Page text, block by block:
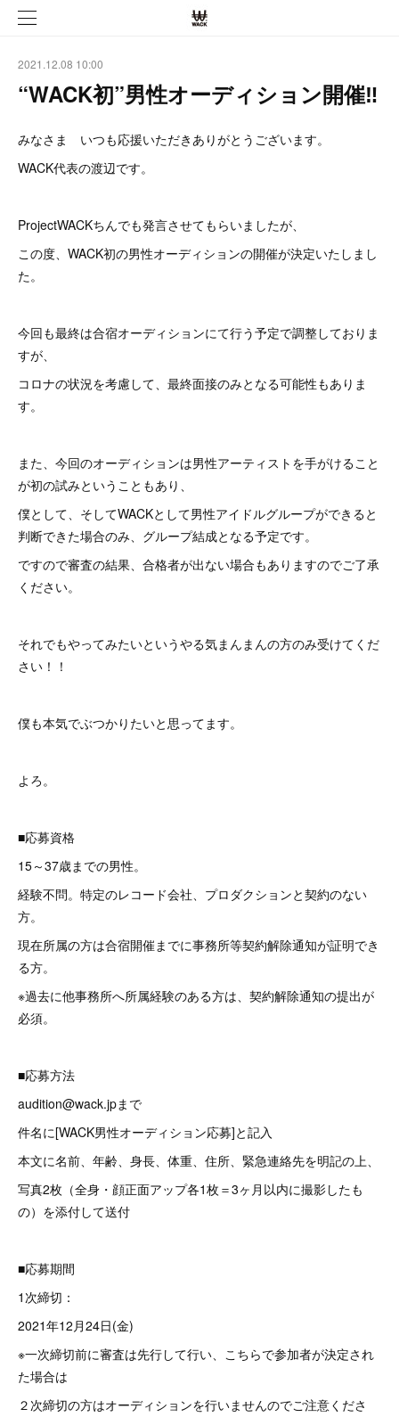
2021.12.08 10:00
“WACK初”男性オーディション開催‼︎
みなさま いつも応援いただきありがとうございます。
WACK代表の渡辺です。
ProjectWACKちんでも発言させてもらいましたが、
この度、WACK初の男性オーディションの開催が決定いたしまし
た。
今回も最終は合宿オーディションにて行う予定で調整しておりま
すが、
コロナの状況を考慮して、最終面接のみとなる可能性もありま
す。
また、今回のオーディションは男性アーティストを手がけること
が初の試みということもあり、
僕として、そしてWACKとして男性アイドルグループができると
判断できた場合のみ、グループ結成となる予定です。
ですので審査の結果、合格者が出ない場合もありますのでご了承
ください。
それでもやってみたいというやる気まんまんの方のみ受けてくだ
さい！！
僕も本気でぶつかりたいと思ってます。
よろ。
■応募資格
15～37歳までの男性。
経験不問。特定のレコード会社、プロダクションと契約のない
方。
現在所属の方は合宿開催までに事務所等契約解除通知が証明でき
る方。
※過去に他事務所へ所属経験のある方は、契約解除通知の提出が
必須。
■応募方法
audition@wack.jpまで
件名に[WACK男性オーディション応募]と記入
本文に名前、年齢、身長、体重、住所、緊急連絡先を明記の上、
写真2枚（全身・顔正面アップ各1枚＝3ヶ月以内に撮影したも
の）を添付して送付
■応募期間
1次締切：
2021年12月24日(金)
※一次締切前に審査は先行して行い、こちらで参加者が決定され
た場合は
２次締切の方はオーディションを行いませんのでご注意くださ